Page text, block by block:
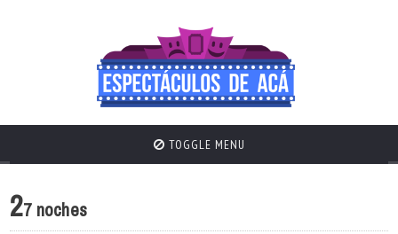
TOGGLE MENU
27 noches